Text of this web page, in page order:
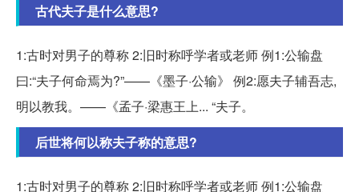
古代夫子是什么意思?
1:古时对男子的尊称 2:旧时称呼学者或老师 例1:公输盘
曰:“夫子何命焉为?”——《墨子·公输》 例2:愿夫子辅吾志,
明以教我。——《孟子·梁惠王上... “夫子。
后世将何以称夫子称的意思?
1:古时对男子的尊称 2:旧时称呼学者或老师 例1:公输盘